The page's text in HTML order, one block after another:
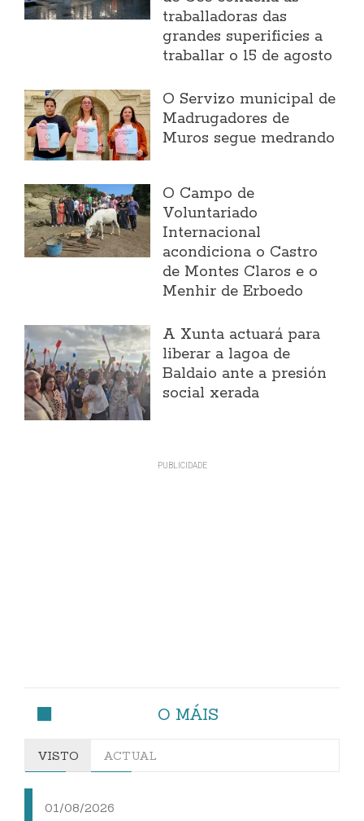
traballadoras das
grandes superificies a
traballar o 15 de agosto
O Servizo municipal de
Madrugadores de
Muros segue medrando
O Campo de
Voluntariado
Internacional
acondiciona o Castro
de Montes Claros e o
Menhir de Erboedo
A Xunta actuará para
liberar a lagoa de
Baldaio ante a presión
social xerada
O MÁIS
VISTO ACTUAL
01/08/2026